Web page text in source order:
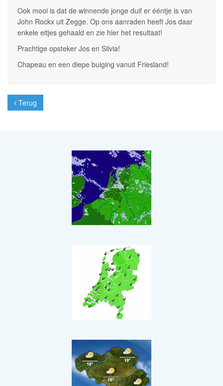
Ook mooi is dat de winnende jonge duif er ééntje is van
John Rockx uit Zegge. Op ons aanraden heeft Jos daar
enkele eitjes gehaald en zie hier het resultaat!
Prachtige opsteker Jos en Silvia!
Chapeau en een diepe buiging vanuit Friesland!
Terug